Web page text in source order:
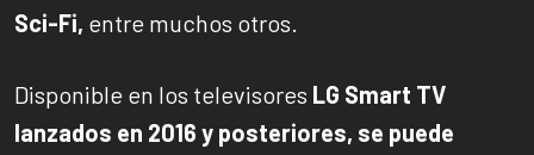
Sci-Fi, entre muchos otros.
Disponible en los televisores LG Smart TV
lanzados en 2016 y posteriores, se puede